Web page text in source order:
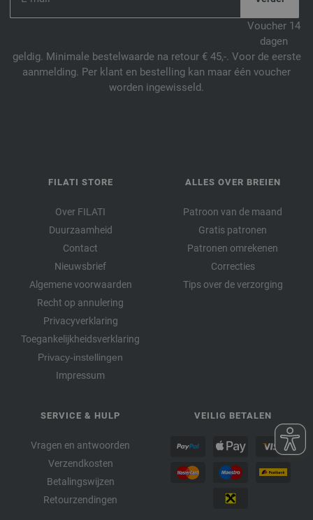
Voucher 14
dagen
geldig. Minimale bestelwaarde na retour € 45,-. Voor de eerste
aanmelding. Per klant en bestelling kan maar één voucher
worden ingewisseld.
FILATI STORE
Over FILATI
Duurzaamheid
Contact
Nieuwsbrief
Algemene voorwaarden
Recht op annulering
Privacyverklaring
Toegankelijkheidsverklaring
Privacy-instellingen
Impressum
ALLES OVER BREIEN
Patroon van de maand
Gratis patronen
Patronen omrekenen
Correcties
Tips over de verzorging
SERVICE & HULP
Vragen en antwoorden
Verzendkosten
Betalingswijzen
Retourzendingen
VEILIG BETALEN